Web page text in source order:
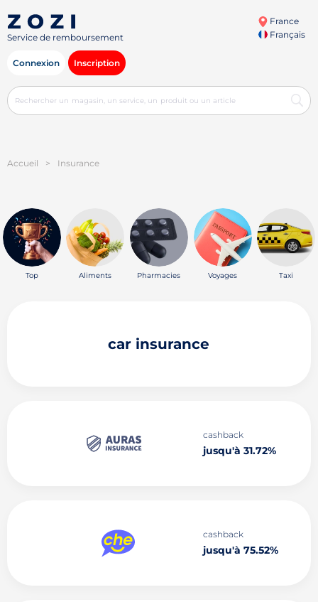
Service de remboursement
France
Français
Connexion Inscription
Accueil > Insurance
Top Aliments Pharmacies Voyages Taxi
car insurance
cashback
jusqu'à 31.72%
cashback
jusqu'à 75.52%